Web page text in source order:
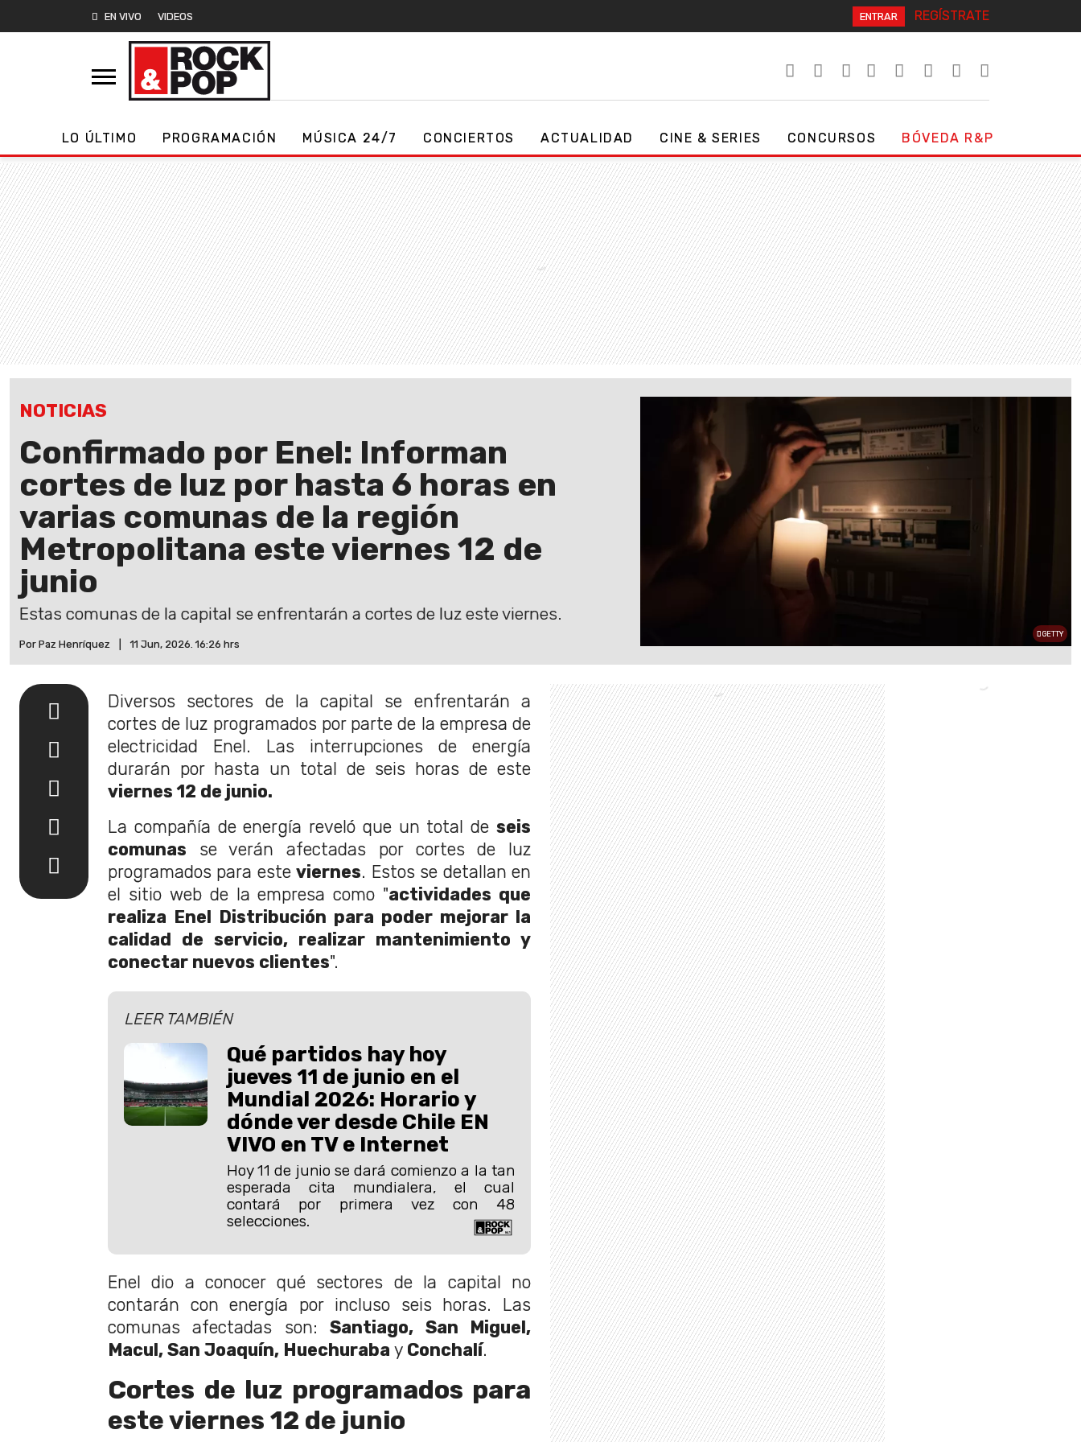
EN VIVO VIDEOS ENTRAR REGÍSTRATE
LO ÚLTIMO PROGRAMACIÓN MÚSICA 24/7 CONCIERTOS ACTUALIDAD CINE & SERIES CONCURSOS BÓVEDA R&P
NOTICIAS
Confirmado por Enel: Informan
cortes de luz por hasta 6 horas en
varias comunas de la región
Metropolitana este viernes 12 de
junio
Estas comunas de la capital se enfrentarán a cortes de luz este viernes.
Por Paz Henríquez 11 Jun, 2026. 16:26 hrs
GETTY
Diversos sectores de la capital se enfrentarán a
cortes de luz programados por parte de la empresa de
electricidad Enel. Las interrupciones de energía
durarán por hasta un total de seis horas de este
viernes 12 de junio.
La compañía de energía reveló que un total de seis
comunas se verán afectadas por cortes de luz
programados para esteviernes. Estos se detallan en
el sitio web de la empresa como "actividades que
realiza Enel Distribución para poder mejorar la
calidad de servicio, realizar mantenimiento y
conectar nuevos clientes".
LEER TAMBIÉN
Qué partidos hay hoy
jueves 11 de junio en el
Mundial 2026: Horario y
dónde ver desde Chile EN
VIVO en TV e Internet
Hoy 11 de junio se dará comienzo a la tan
esperada cita mundialera, el cual
contará por primera vez con 48
selecciones.
Enel dio a conocer qué sectores de la capital no
contarán con energía por incluso seis horas. Las
comunas afectadas son:Santiago, San Miguel,
Macul, San Joaquín, Huechuraba y Conchalí.
Cortes de luz programados para
este viernes 12 de junio